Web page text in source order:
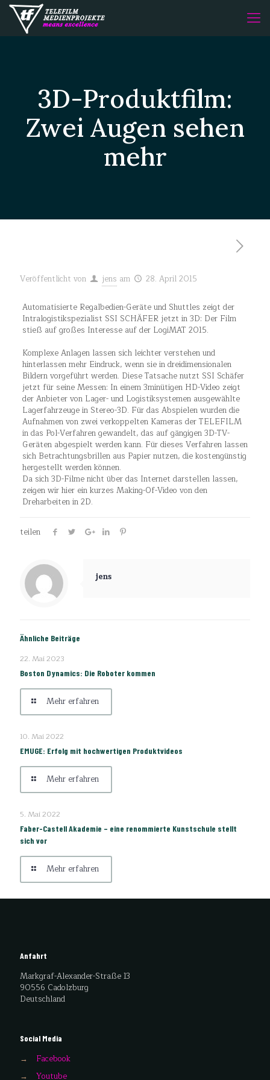
3D-Produktfilm:
Zwei Augen sehen
mehr
Veröffentlicht von jens am 28. April 2015
Automatisierte Regalbedien-Geräte und Shuttles zeigt der
Intralogistikspezialist SSI SCHÄFER jetzt in 3D: Der Film
stieß auf großes Interesse auf der LogiMAT 2015.
Komplexe Anlagen lassen sich leichter verstehen und
hinterlassen mehr Eindruck, wenn sie in dreidimensionalen
Bildern vorgeführt werden. Diese Tatsache nutzt SSI Schäfer
jetzt für seine Messen: In einem 3minütigen HD-Video zeigt
der Anbieter von Lager- und Logistiksystemen ausgewählte
Lagerfahrzeuge in Stereo-3D. Für das Abspielen wurden die
Aufnahmen von zwei verkoppelten Kameras der TELEFILM
in das Pol-Verfahren gewandelt, das auf gängigen 3D-TV-
Geräten abgespielt werden kann. Für dieses Verfahren lassen
sich Betrachtungsbrillen aus Papier nutzen, die kostengünstig
hergestellt werden können.
Da sich 3D-Filme nicht über das Internet darstellen lassen,
zeigen wir hier ein kurzes Making-Of-Video von den
Dreharbeiten in 2D.
teilen
jens
Ähnliche Beiträge
22. Mai 2023
Boston Dynamics: Die Roboter kommen
Mehr erfahren
10. Mai 2022
EMUGE: Erfolg mit hochwertigen Produktvideos
Mehr erfahren
5. Mai 2022
Faber-Castell Akademie – eine renommierte Kunstschule stellt
sich vor
Mehr erfahren
Anfahrt
Markgraf-Alexander-Straße 13
90556 Cadolzburg
Deutschland
Social Media
→
Facebook
→
Youtube